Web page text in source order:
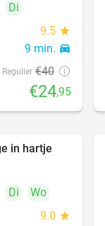
Di
9.5 star
9 min. directions_car
Regulier €40
€24,95
47%
in hartje
Di
Wo
9.0 star